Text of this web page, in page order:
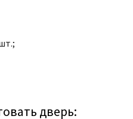
дверь: